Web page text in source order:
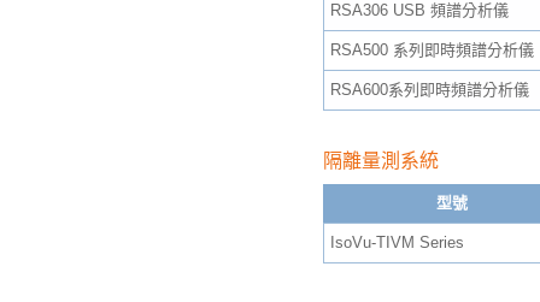
RSA306 USB 頻譜分析儀
RSA500 系列即時頻譜分析儀
RSA600系列即時頻譜分析儀
隔離量測系統
型號
IsoVu-TIVM Series